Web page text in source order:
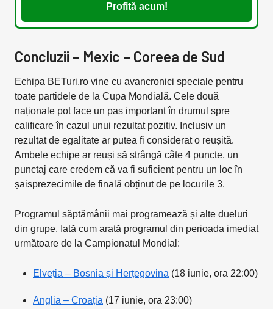
Profită acum!
Concluzii – Mexic – Coreea de Sud
Echipa BETuri.ro vine cu avancronici speciale pentru
toate partidele de la Cupa Mondială. Cele două
naționale pot face un pas important în drumul spre
calificare în cazul unui rezultat pozitiv. Inclusiv un
rezultat de egalitate ar putea fi considerat o reușită.
Ambele echipe ar reuși să strângă câte 4 puncte, un
punctaj care credem că va fi suficient pentru un loc în
șaisprezecimile de finală obținut de pe locurile 3.
Programul săptămânii mai programează și alte dueluri
din grupe. Iată cum arată programul din perioada imediat
următoare de la Campionatul Mondial:
Elveția – Bosnia și Herțegovina (18 iunie, ora 22:00)
Anglia – Croația (17 iunie, ora 23:00)